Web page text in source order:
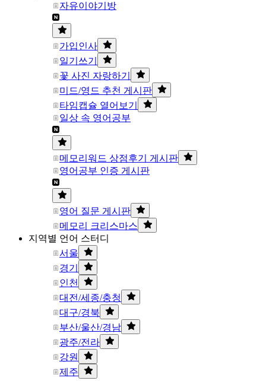
자유이야기방
가입인사
일기쓰기
꽃 사진 자랑하기
미드/영드 추천 게시판
타임캡슐 열어보기
일상 속 영어공부
메모리워드 상점후기 게시판
영어공부 인증 게시판
영어 질문 게시판
메모리 크리스마스
지역별 언어 스터디
서울
경기
인천
대전/세종/충청
대구/경북
부산/울산/경남
광주/전라
강원
제주